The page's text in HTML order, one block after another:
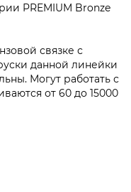
PREMIUM Bronze
связке с
данной линейки
Могут работать с
от 60 до 15000